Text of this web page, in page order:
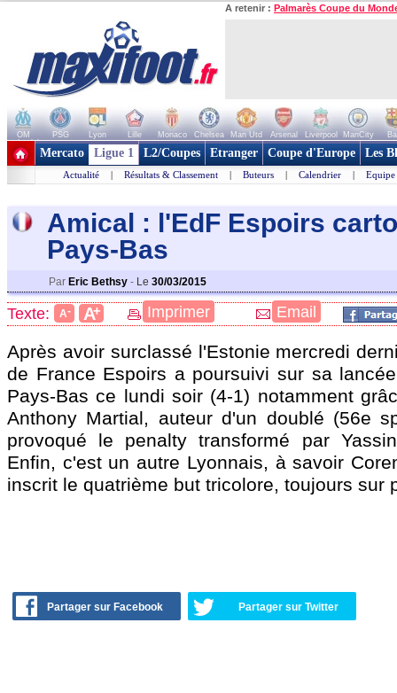
A retenir : Palmarès Coupe du
OM PSG Lyon Lille Monaco Chelsea Man Utd Arsenal Liverpool ManCity
+ de clubs
Mercato Ligue 1 L2/Coupes Etranger Coupe d'Europe Les
Actualité | Résultats & Classement | Buteurs | Calendrier | Equipe
Amical : l'EdF Espoirs
Pays-Bas
Par Eric Bethsy - Le 30/03/2015
Texte: A- A+ Imprimer Email
Après avoir surclassé l'Estonie mercredi
de France Espoirs a poursuivi sur sa
Pays-Bas ce lundi soir (4-1) notamment
Anthony Martial, auteur d'un doublé (56e
provoqué le penalty transformé par
Enfin, c'est un autre Lyonnais, à savoir
inscrit le quatrième but tricolore, toujours sur
Partager sur Facebook Partager sur Twitter